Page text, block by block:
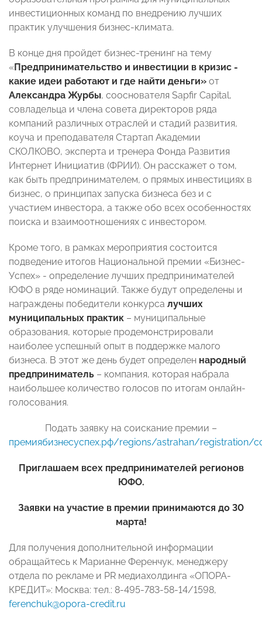
инвестиционных команд по внедрению лучших
практик улучшения бизнес-климата.
В конце дня пройдет бизнес-тренинг на тему
«Предпринимательство и инвестиции в кризис -
какие идеи работают и где найти деньги» от
Александра Журбы, сооснователя Sapfir Capital,
совладельца и члена совета директоров ряда
компаний различных отраслей и стадий развития,
коуча и преподавателя Стартап Академии
СКОЛКОВО, эксперта и тренера Фонда Развития
Интернет Инициатив (ФРИИ). Он расскажет о том,
как быть предпринимателем, о прямых инвестициях в
бизнес, о принципах запуска бизнеса без и с
участием инвестора, а также обо всех особенностях
поиска и взаимоотношениях с инвестором.
Кроме того, в рамках мероприятия состоится
подведение итогов Национальной премии «Бизнес-
Успех» - определение лучших предпринимателей
ЮФО в ряде номинаций. Также будут определены и
награждены победители конкурса лучших
муниципальных практик – муниципальные
образования, которые продемонстрировали
наиболее успешный опыт в поддержке малого
бизнеса. В этот же день будет определен народный
предприниматель – компания, которая набрала
наибольшее количество голосов по итогам онлайн-
голосования.
Подать заявку на соискание премии –
премиябизнесуспех.рф/regions/astrahan/registration/
Приглашаем всех предпринимателей регионов
ЮФО.
Заявки на участие в премии принимаются до 30
марта!
Для получения дополнительной информации
обращайтесь к Марианне Ференчук, менеджеру
отдела по рекламе и PR медиахолдинга «ОПОРА-
КРЕДИТ»: Москва: тел.: 8-495-783-58-14/1598,
ferenchuk@opora-credit.ru